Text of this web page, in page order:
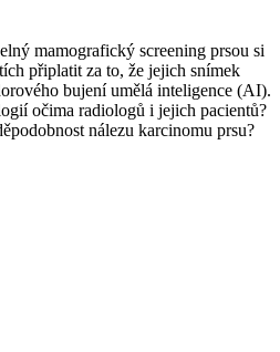
mamografický screening prsou si
připlatit za to, že jejich snímek
bujení umělá inteligence (AI).
očima radiologů i jejich pacientů?
nálezu karcinomu prsu?